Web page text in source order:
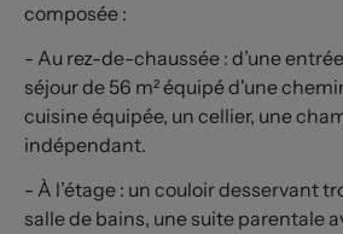
composée :
- Au rez-de-chaussée : d’une
séjour de 56 m² équipé d'une
cuisine équipée, un cellier, une
indépendant.
- À l’étage : un couloir desservant
salle de bains, une suite parentale